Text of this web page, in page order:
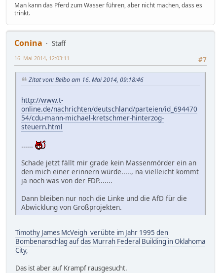
Man kann das Pferd zum Wasser führen, aber nicht machen, dass es
trinkt.
Conina
Staff
#7
16. Mai 2014, 12:03:11
Zitat von: Belbo am 16. Mai 2014, 09:18:46
http://www.t-
online.de/nachrichten/deutschland/parteien/id_694470
54/cdu-mann-michael-kretschmer-hinterzog-
steuern.html
......
Schade jetzt fällt mir grade kein Massenmörder ein an
den mich einer erinnern würde....., na vielleicht kommt
ja noch was von der FDP.......
Dann bleiben nur noch die Linke und die AfD für die
Abwicklung von Großprojekten.
Timothy James McVeigh verübte im Jahr 1995 den
Bombenanschlag auf das Murrah Federal Building in Oklahoma
City,
Das ist aber auf Krampf rausgesucht.